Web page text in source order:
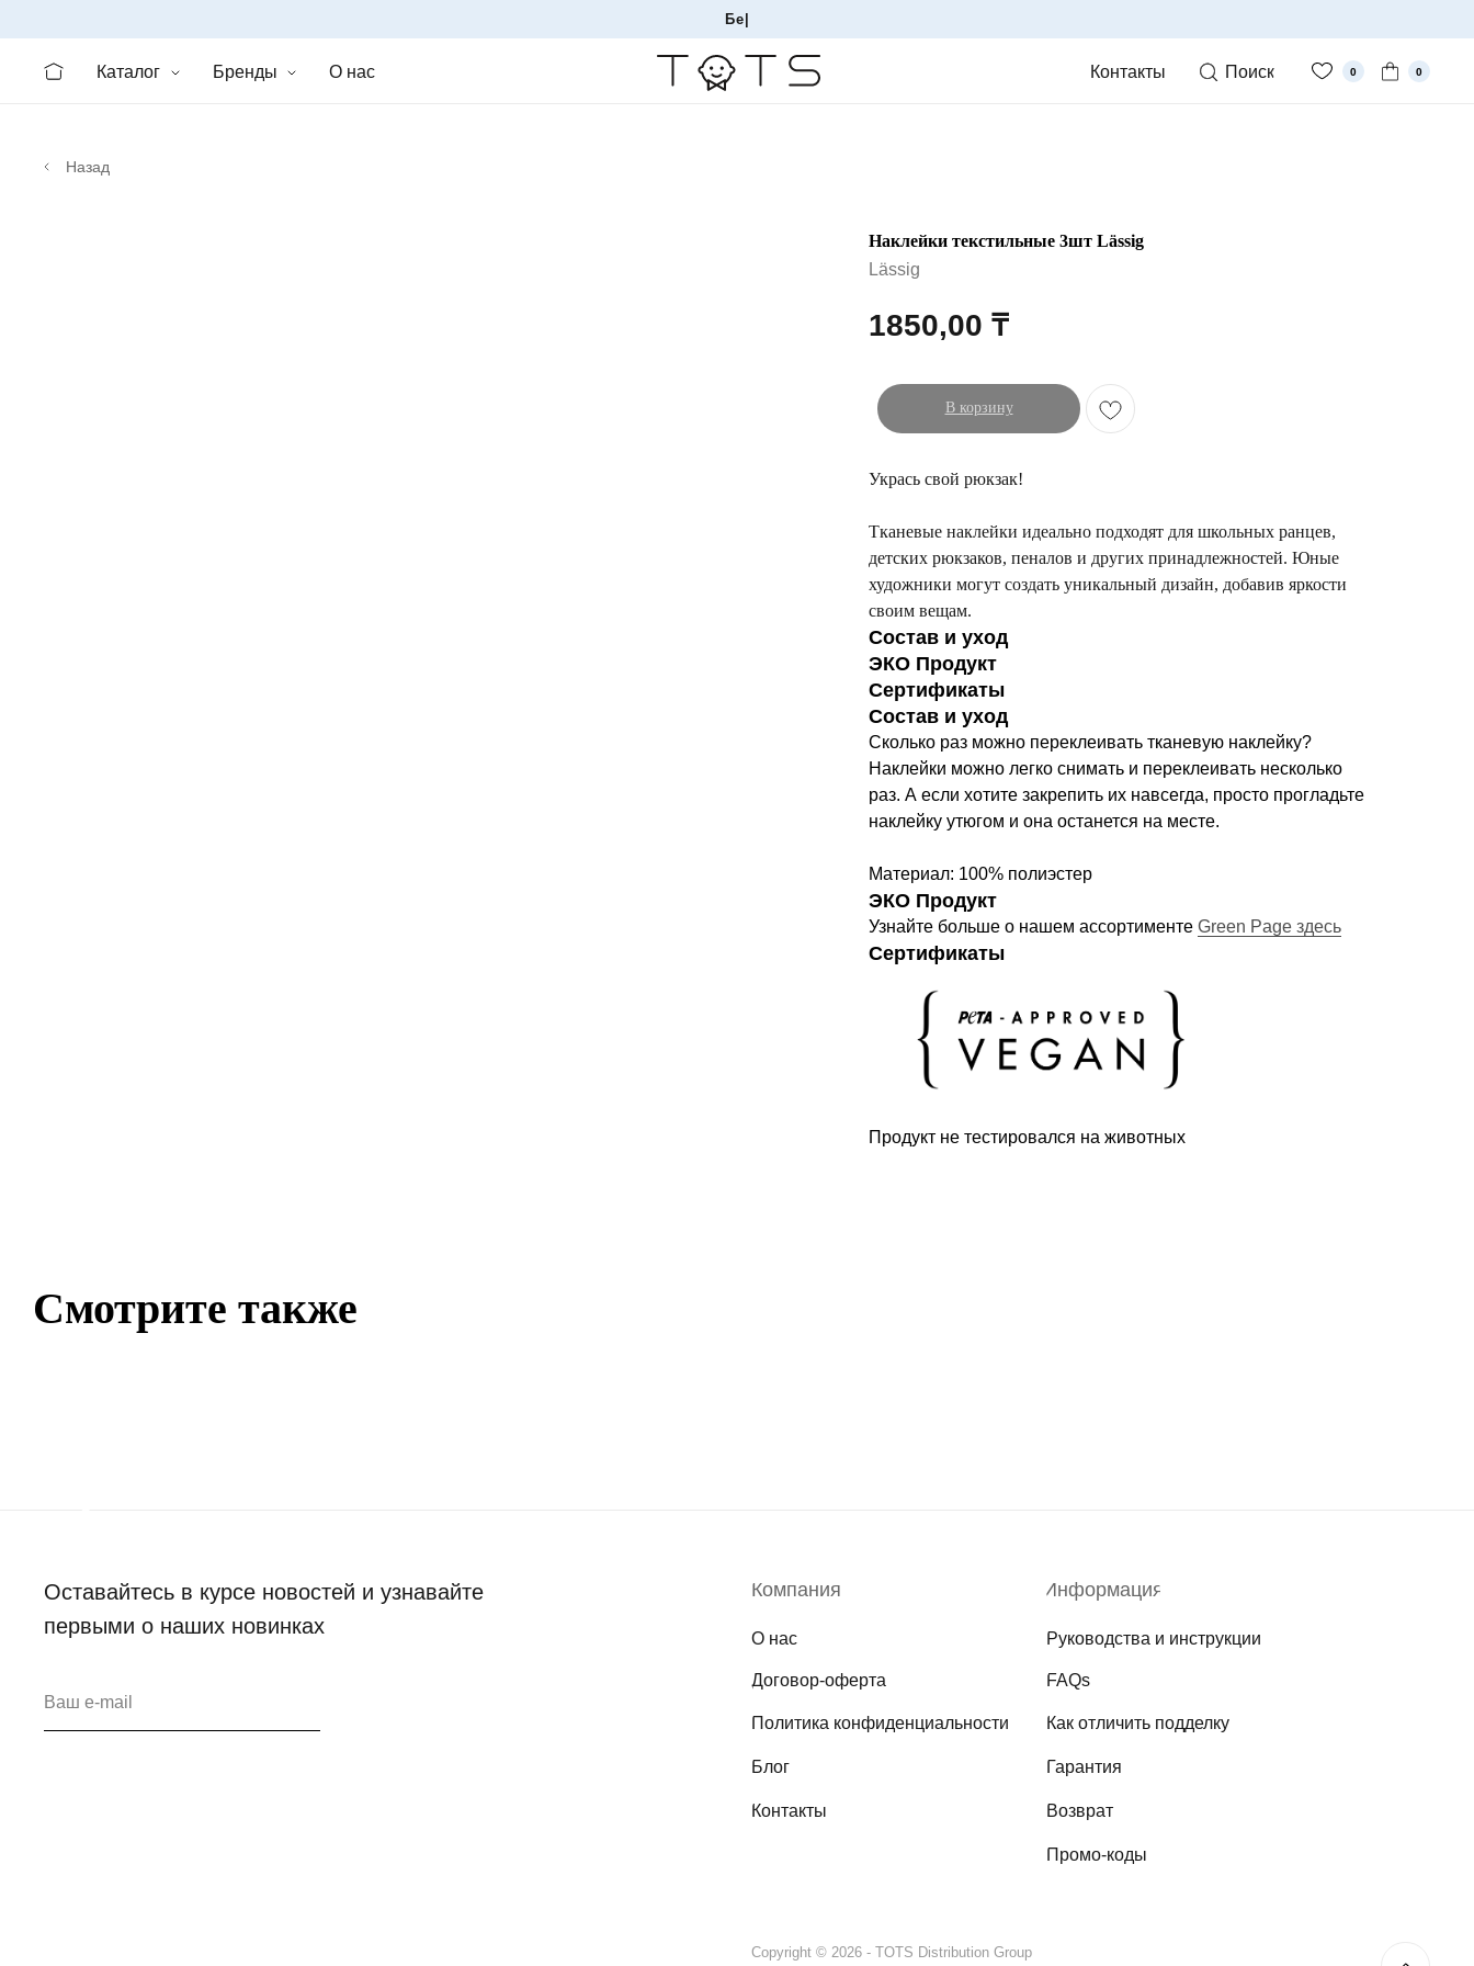
Бесплат
Каталог Бренды О нас Поиск
Контакты 0 0
Назад
Наклейки текстильные 3шт Lässig
Lässig
1850,00 ₸
В корзину
Укрась свой рюкзак!
Тканевые наклейки идеально подходят для школьных ранцев,
детских рюкзаков, пеналов и других принадлежностей. Юные
художники могут создать уникальный дизайн, добавив яркости
своим вещам.
Состав и уход
ЭКО Продукт
Сертификаты
Состав и уход
Сколько раз можно переклеивать тканевую наклейку?
Наклейки можно легко снимать и переклеивать несколько
раз. А если хотите закрепить их навсегда, просто прогладьте
наклейку утюгом и она останется на месте.
Материал: 100% полиэстер
ЭКО Продукт
Узнайте больше о нашем ассортименте Green Page здесь
Сертификаты
Продукт не тестировался на животных
Смотрите также
Оставайтесь в курсе новостей и узнавайте
первыми о наших новинках
Компания
О нас
Договор-оферта
Политика конфиденциальности Как отличить подделку
Блог
Контакты
Copyright © 2026 - TOTS Distribution Group
Информация
Руководства и инструкции
FAQs
Гарантия
Возврат
Промо-коды